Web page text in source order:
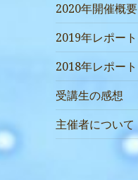
2020年開催概要
2019年レポート
2018年レポート
受講生の感想
主催者について